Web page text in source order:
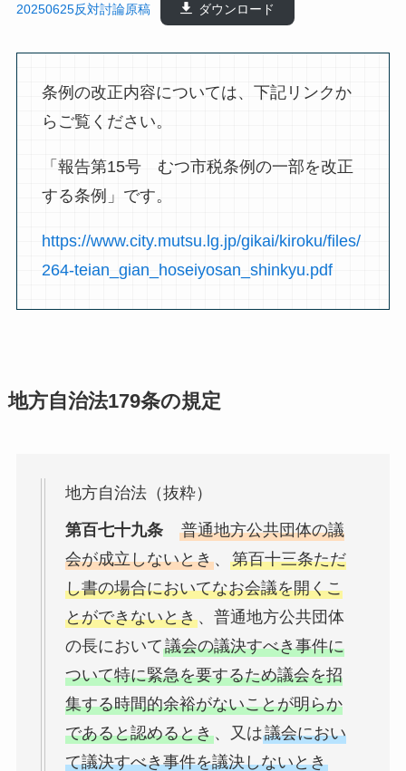
20250625反対討論原稿 ダウンロード
条例の改正内容については、下記リンクか
らご覧ください。
「報告第15号 むつ市税条例の一部を改正
する条例」です。
https://www.city.mutsu.lg.jp/gikai/kiroku/files/
264-teian_gian_hoseiyosan_shinkyu.pdf
地方自治法179条の規定
地方自治法（抜粋）
第百七十九条
普通地方公共団体の議
会が成立しないとき、 第百十三条ただ
し書の場合においてなお会議を開くこ
とができないとき、普通地方公共団体
の長において議会の議決すべき事件に
ついて特に緊急を要するため議会を招
集する時間的余裕がないことが明らか
であると認めるとき、又は議会におい
て議決すべき事件を議決しないとき